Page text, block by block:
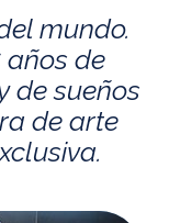
mundo.
años de
de sueños
de arte